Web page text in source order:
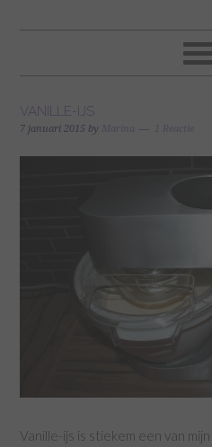
VANILLE-IJS
7 januari 2015 by Marina 1 Reactie
Vanille-ijs is stiekem een van